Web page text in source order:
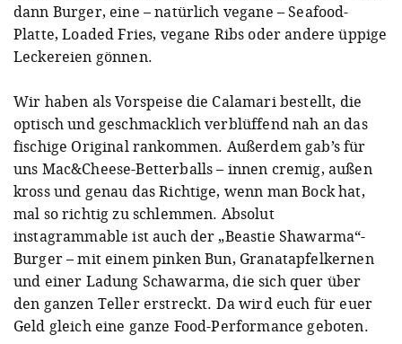
dann Burger, eine – natürlich vegane – Seafood-
Platte, Loaded Fries, vegane Ribs oder andere üppige
Leckereien gönnen.
Wir haben als Vorspeise die Calamari bestellt, die
optisch und geschmacklich verblüffend nah an das
fischige Original rankommen. Außerdem gab’s für
uns Mac&Cheese-Betterballs – innen cremig, außen
kross und genau das Richtige, wenn man Bock hat,
mal so richtig zu schlemmen. Absolut
instagrammable ist auch der „Beastie Shawarma“-
Burger – mit einem pinken Bun, Granatapfelkernen
und einer Ladung Schawarma, die sich quer über
den ganzen Teller erstreckt. Da wird euch für euer
Geld gleich eine ganze Food-Performance geboten.